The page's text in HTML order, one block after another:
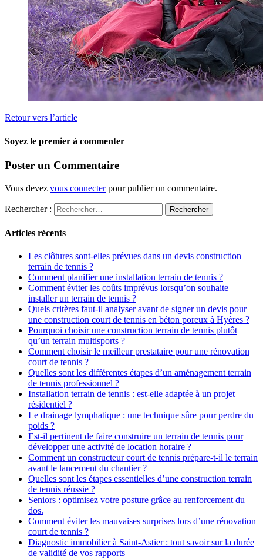
Retour vers l’article
Soyez le premier à commenter
Poster un Commentaire
Vous devez vous connecterpour publier un commentaire.
Rechercher :
Articles récents
Les clôtures sont-elles prévues dans un devis construction
terrain de tennis ?
Comment planifier une installation terrain de tennis ?
Comment éviter les coûts imprévus lorsqu’on souhaite
installer un terrain de tennis ?
Quels critères faut-il analyser avant de signer un devis pour
une construction court de tennis en béton poreux à Hyères ?
Pourquoi choisir une construction terrain de tennis plutôt
qu’un terrain multisports ?
Comment choisir le meilleur prestataire pour une rénovation
court de tennis ?
Quelles sont les différentes étapes d’un aménagement terrain
de tennis professionnel ?
Installation terrain de tennis : est-elle adaptée à un projet
résidentiel ?
Le drainage lymphatique : une technique sûre pour perdre du
poids ?
Est-il pertinent de faire construire un terrain de tennis pour
développer une activité de location horaire ?
Comment un constructeur court de tennis prépare-t-il le terrain
avant le lancement du chantier ?
Quelles sont les étapes essentielles d’une construction terrain
de tennis réussie ?
Seniors : optimisez votre posture grâce au renforcement du
dos.
Comment éviter les mauvaises surprises lors d’une rénovation
court de tennis ?
Diagnostic immobilier à Saint-Astier : tout savoir sur la durée
de validité de vos rapports